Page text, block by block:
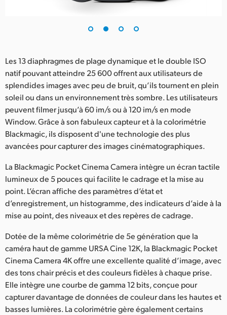
Les 13 diaphragmes de plage dynamique et le double ISO
natif pouvant atteindre 25 600 offrent aux utilisateurs de
splendides images avec peu de bruit, qu’ils tournent en plein
soleil ou dans un environnement très sombre. Les utilisateurs
peuvent filmer jusqu’à 60 im/s ou à 120 im/s en mode
Window. Grâce à son fabuleux capteur et à la colorimétrie
Blackmagic, ils disposent d'une technologie des plus
avancées pour capturer des images cinématographiques.
La Blackmagic Pocket Cinema Camera intègre un écran tactile
lumineux de 5 pouces qui facilite le cadrage et la mise au
point. L’écran affiche des paramètres d’état et
d’enregistrement, un histogramme, des indicateurs d’aide à la
mise au point, des niveaux et des repères de cadrage.
Dotée de la même colorimétrie de 5e génération que la
caméra haut de gamme URSA Cine 12K, la Blackmagic Pocket
Cinema Camera 4K offre une excellente qualité d’image, avec
des tons chair précis et des couleurs fidèles à chaque prise.
Elle intègre une courbe de gamma 12 bits, conçue pour
capturer davantage de données de couleur dans les hautes et
basses lumières. La colorimétrie gère également certains